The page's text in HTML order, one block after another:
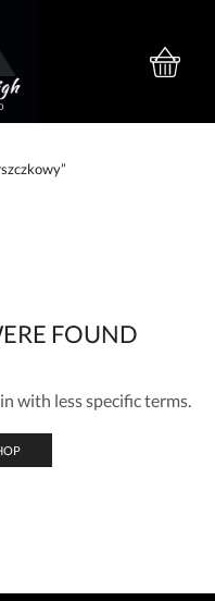
FOUND
with less specific terms.